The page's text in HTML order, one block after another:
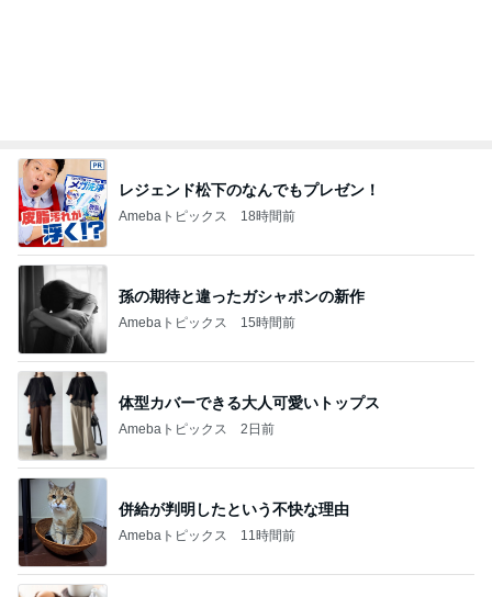
レジェンド松下のなんでもプレゼン！
Amebaトピックス 18時間前
孫の期待と違ったガシャポンの新作
Amebaトピックス 15時間前
体型カバーできる大人可愛いトップス
Amebaトピックス 2日前
併給が判明したという不快な理由
Amebaトピックス 11時間前